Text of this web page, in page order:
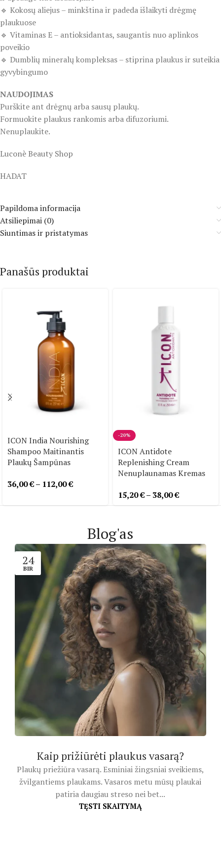
🔹 Kokosų aliejus – minkština ir padeda išlaikyti drėgmę
plaukuose
🔹 Vitaminas E – antioksidantas, saugantis nuo aplinkos
poveikio
🔹 Dumblių mineralų kompleksas – stiprina plaukus ir suteikia
gyvybingumo
NAUDOJIMAS
Purškite ant drėgnų arba sausų plaukų.
Formuokite plaukus rankomis arba difuzoriumi.
Nenuplaukite.
Luconè Beauty Shop
HADAT
Papildoma informacija
Atsiliepimai (0)
Siuntimas ir pristatymas
Panašūs produktai
ICON India Nourishing
Shampoo Maitinantis
Plaukų Šampūnas
36,00€– 112,00€
-20%
ICON Antidote
Replenishing Cream
Nenuplaunamas Kremas
15,20€– 38,00€
Blog'as
24
BIR
Kaip prižiūrėti plaukus vasarą?
Plaukų priežiūra vasarą. Esminiai žingsniai sveikiems,
žvilgantiems plaukams. Vasaros metu mūsų plaukai
patiria daugiau streso nei bet...
TĘSTI SKAITYMĄ